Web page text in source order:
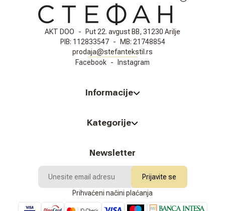
AKT DOO -
Put 22. avgust BB, 31230 Arilje
PIB: 112833547 - MB: 21748854
prodaja@stefantekstil.rs
Facebook - Instagram
Informacije
Kategorije
Newsletter
Prijavite se
Prihvaćeni načini plaćanja